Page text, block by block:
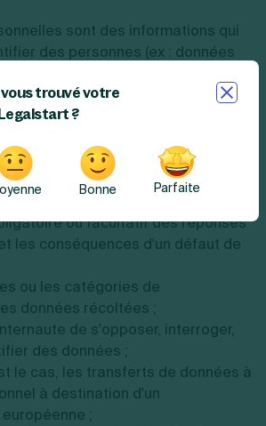
sont des informations qui
des personnes (ex : données
Dans cette hypothèse
l’obligation de mentionner :
de la personne chargée de la
personnelles de votre site ;
traitement des données ;
ou facultatif des réponses
les conséquences d'un défaut de
ou les catégories de
données récoltées ;
de s'opposer, interroger,
des données ;
le cas, les transferts de données à
à destination d'un
;
trouvé votre
?
Bonne Parfaite